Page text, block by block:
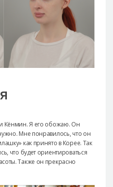
Кёнмин. Я его обожаю. Он
Мне понравилось, что он
как принято в Корее. Так
что будет ориентироваться
Также он прекрасно